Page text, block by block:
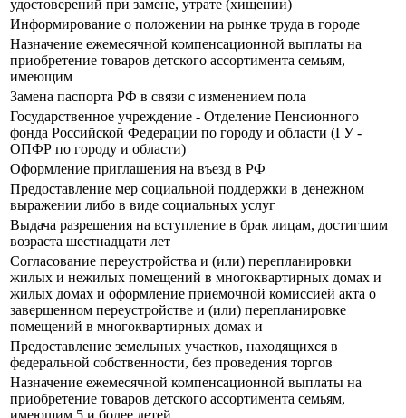
удостоверений при замене, утрате (хищении)
Информирование о положении на рынке труда в городе
Назначение ежемесячной компенсационной выплаты на
приобретение товаров детского ассортимента семьям,
имеющим
Замена паспорта РФ в связи с изменением пола
Государственное учреждение - Отделение Пенсионного
фонда Российской Федерации по городу и области (ГУ -
ОПФР по городу и области)
Оформление приглашения на въезд в РФ
Предоставление мер социальной поддержки в денежном
выражении либо в виде социальных услуг
Выдача разрешения на вступление в брак лицам, достигшим
возраста шестнадцати лет
Согласование переустройства и (или) перепланировки
жилых и нежилых помещений в многоквартирных домах и
жилых домах и оформление приемочной комиссией акта о
завершенном переустройстве и (или) перепланировке
помещений в многоквартирных домах и
Предоставление земельных участков, находящихся в
федеральной собственности, без проведения торгов
Назначение ежемесячной компенсационной выплаты на
приобретение товаров детского ассортимента семьям,
имеющим 5 и более детей